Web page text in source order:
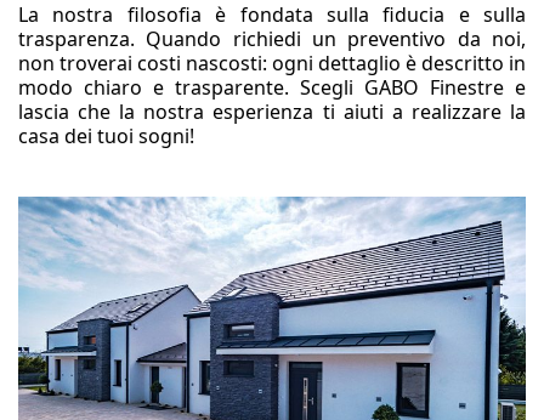
La nostra filosofia è fondata sulla fiducia e sulla
trasparenza. Quando richiedi un preventivo da noi,
non troverai costi nascosti: ogni dettaglio è descritto in
modo chiaro e trasparente. Scegli GABO Finestre e
lascia che la nostra esperienza ti aiuti a realizzare la
casa dei tuoi sogni!